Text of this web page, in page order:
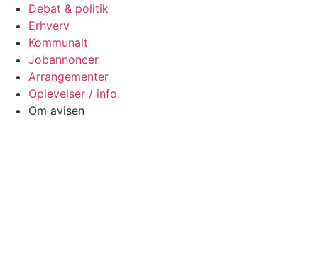
Debat & politik
Erhverv
Kommunalt
Jobannoncer
Arrangementer
Oplevelser / info
Om avisen